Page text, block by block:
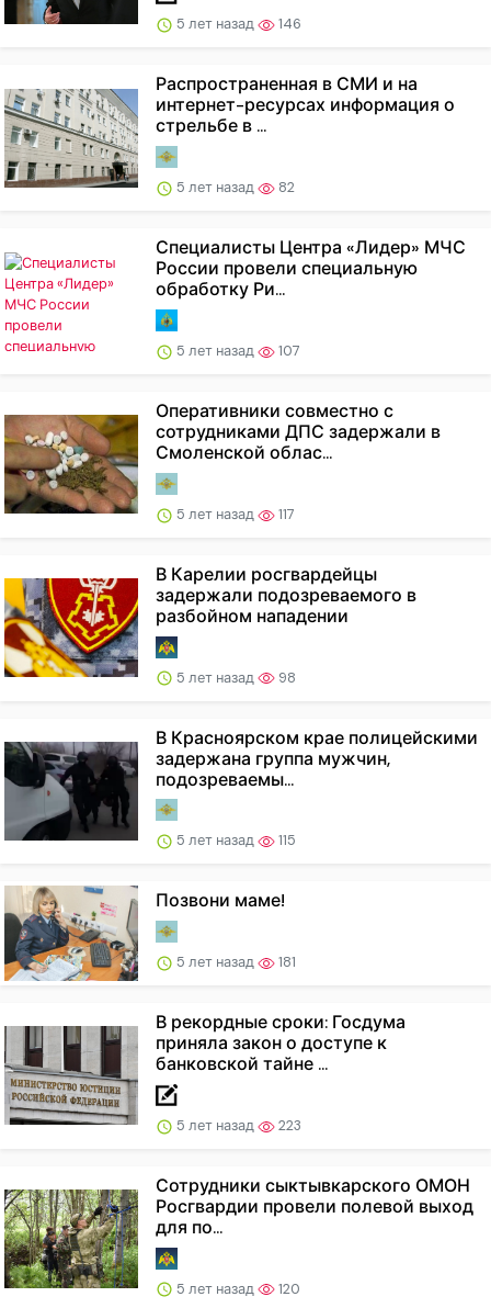
5 лет назад 146
Распространенная в СМИ и на
интернет-ресурсах информация о
стрельбе в ...
5 лет назад 82
Специалисты Центра «Лидер» МЧС
России провели специальную
обработку Ри...
5 лет назад 107
Оперативники совместно с
сотрудниками ДПС задержали в
Смоленской облас...
5 лет назад 117
В Карелии росгвардейцы
задержали подозреваемого в
разбойном нападении
5 лет назад 98
В Красноярском крае полицейскими
задержана группа мужчин,
подозреваемы...
5 лет назад 115
Позвони маме!
5 лет назад 181
В рекордные сроки: Госдума
приняла закон о доступе к
банковской тайне ...
5 лет назад 223
Сотрудники сыктывкарского ОМОН
Росгвардии провели полевой выход
для по...
5 лет назад 120